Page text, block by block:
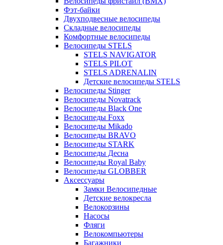
Фэт-байки
Двухподвесные велосипеды
Складные велосипеды
Комфортные велосипеды
Велосипеды STELS
STELS NAVIGATOR
STELS PILOT
STELS ADRENALIN
Детские велосипеды STELS
Велосипеды Stinger
Велосипеды Novatrack
Велосипеды Black One
Велосипеды Foxx
Велосипеды Mikado
Велосипеды BRAVO
Велосипеды STARK
Велосипеды Десна
Велосипеды Royal Baby
Велосипеды GLOBBER
Аксессуары
Замки Велосипедные
Детские велокресла
Велокорзины
Насосы
Фляги
Велокомпьютеры
Багажники